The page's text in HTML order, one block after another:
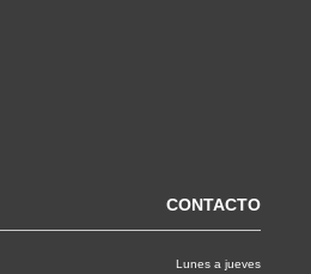
CONTACTO
Lunes a jueves